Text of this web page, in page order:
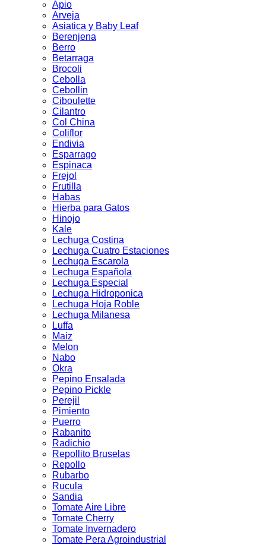
Apio
Arveja
Asiatica y Baby Leaf
Berenjena
Berro
Betarraga
Brocoli
Cebolla
Cebollin
Ciboulette
Cilantro
Col China
Coliflor
Endivia
Esparrago
Espinaca
Frejol
Frutilla
Habas
Hierba para Gatos
Hinojo
Kale
Lechuga Costina
Lechuga Cuatro Estaciones
Lechuga Escarola
Lechuga Española
Lechuga Especial
Lechuga Hidroponica
Lechuga Hoja Roble
Lechuga Milanesa
Luffa
Maiz
Melon
Nabo
Okra
Pepino Ensalada
Pepino Pickle
Perejil
Pimiento
Puerro
Rabanito
Radichio
Repollito Bruselas
Repollo
Rubarbo
Rucula
Sandia
Tomate Aire Libre
Tomate Cherry
Tomate Invernadero
Tomate Pera Agroindustrial